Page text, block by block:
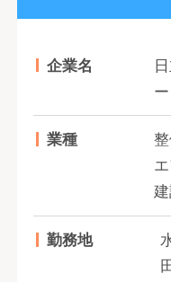
企業名
業種
勤務地